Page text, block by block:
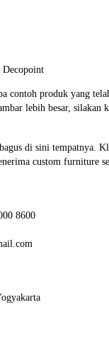
Decopoint
contoh produk yang
lebih besar, silakan
di sini tempatnya.
custom furniture
8600